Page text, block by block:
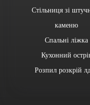
Стільниця зі
каменю
Спальні ліжка
Кухонний
Розпил розкрій